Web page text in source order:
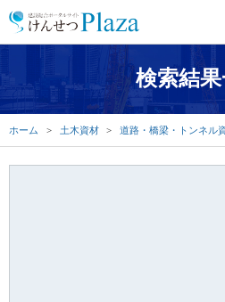
検索結
ホーム 土木資材 道路・橋梁・トンネル